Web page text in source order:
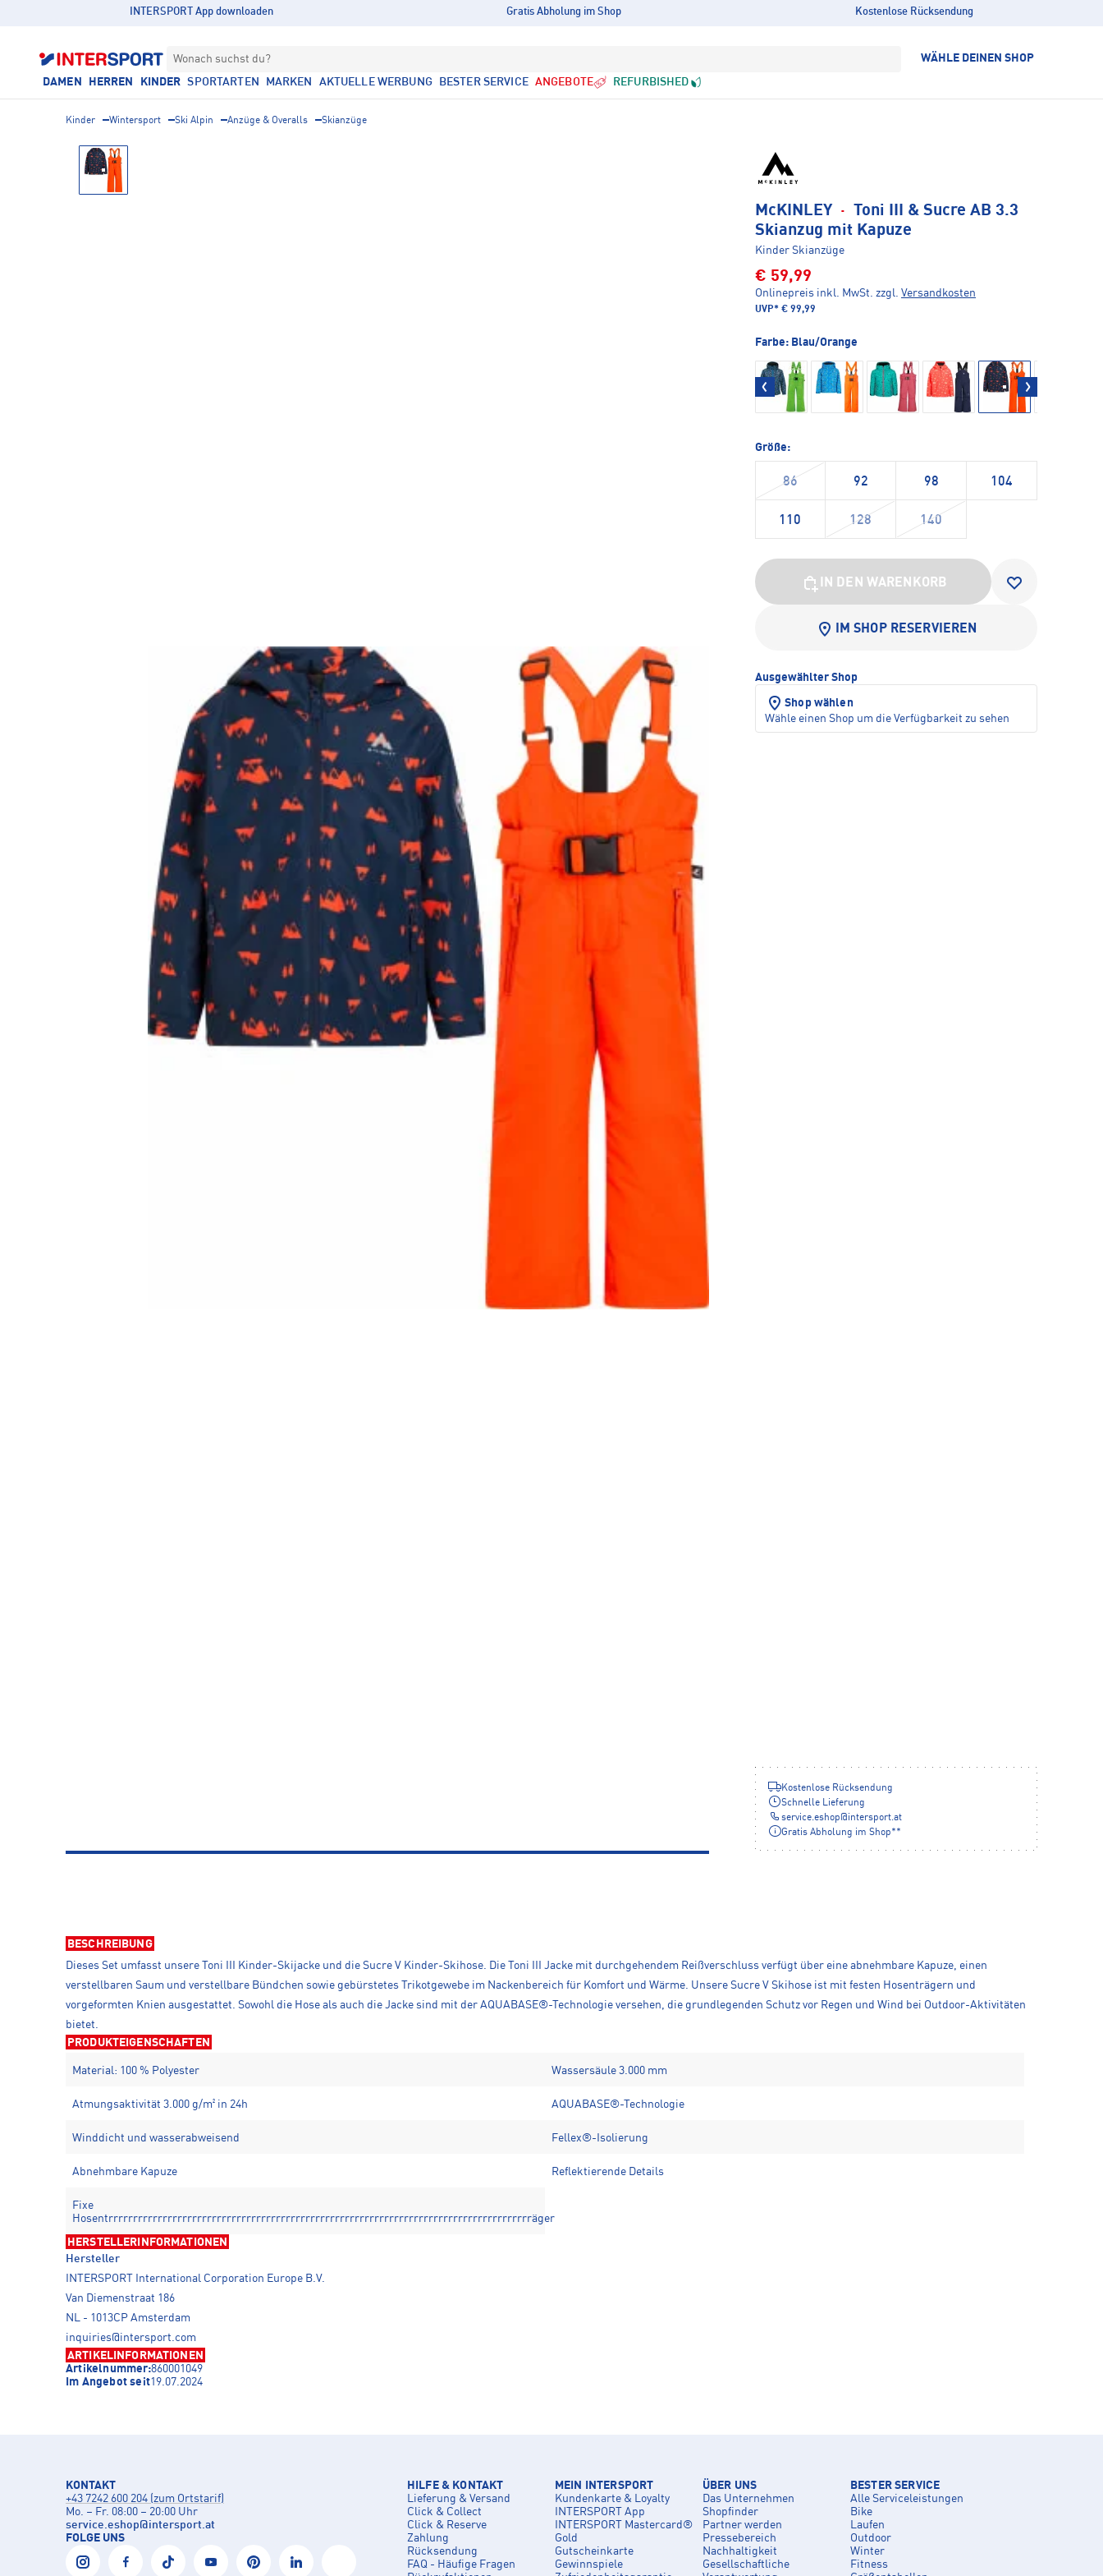
INTERSPORT App downloaden Gratis Abholung im Shop Kostenlose Rücksendung
Wonach suchst du? WÄHLE DEINEN SHOP
DAMEN HERREN KINDER SPORTARTEN MARKEN AKTUELLE WERBUNG BESTER SERVICE ANGEBOTE REFURBISHED
Kinder Wintersport Ski Alpin Anzüge & Overalls Skianzüge
McKINLEY ·
Toni III & Sucre AB 3.3
Skianzug mit Kapuze
Kinder Skianzüge
€ 59,99
Onlinepreis inkl. MwSt. zzgl. Versandkosten
UVP* € 99,99
Farbe: Blau/Orange
Größe:
86 92 98 104
110 128 140
IN DEN WARENKORB
IM SHOP RESERVIEREN
Ausgewählter Shop
Shop wählen
Wähle einen Shop um die Verfügbarkeit zu sehen
Kostenlose Rücksendung
Schnelle Lieferung
service.eshop@intersport.at
Gratis Abholung im Shop**
BESCHREIBUNG
Dieses Set umfasst unsere Toni III Kinder-Skijacke und die Sucre V Kinder-Skihose. Die Toni III Jacke mit durchgehendem Reißverschluss verfügt über eine abnehmbare Kapuze, einen
verstellbaren Saum und verstellbare Bündchen sowie gebürstetes Trikotgewebe im Nackenbereich für Komfort und Wärme. Unsere Sucre V Skihose ist mit festen Hosenträgern und
vorgeformten Knien ausgestattet. Sowohl die Hose als auch die Jacke sind mit der AQUABASE®-Technologie versehen, die grundlegenden Schutz vor Regen und Wind bei Outdoor-Aktivitäten
bietet.
PRODUKTEIGENSCHAFTEN
Material: 100 % Polyester Wassersäule 3.000 mm
Atmungsaktivität 3.000 g/m² in 24h AQUABASE®-Technologie
Winddicht und wasserabweisend Fellex®-Isolierung
Abnehmbare Kapuze Reflektierende Details
Fixe
Hosentrrrrrrrrrrrrrrrrrrrrrrrrrrrrrrrrrrrrrrrrrrrrrrrrrrrrrrrrrrrrrrrrrrrrrrrrrrrrrrrrrrrrrräger
HERSTELLERINFORMATIONEN
Hersteller
INTERSPORT International Corporation Europe B.V.
Van Diemenstraat 186
NL - 1013CP Amsterdam
inquiries@intersport.com
ARTIKELINFORMATIONEN
Artikelnummer:860001049
Im Angebot seit19.07.2024
KONTAKT
+43 7242 600 204 (zum Ortstarif)
Mo. – Fr. 08:00 – 20:00 Uhr
service.eshop@intersport.at
FOLGE UNS
HILFE & KONTAKT
Lieferung & Versand
Click & Collect
Click & Reserve
Zahlung
Rücksendung
FAQ - Häufige Fragen
MEIN INTERSPORT
Kundenkarte & Loyalty
INTERSPORT App
INTERSPORT Mastercard®
Gold
Gutscheinkarte
Gewinnspiele
ÜBER UNS
Das Unternehmen
Shopfinder
Partner werden
Pressebereich
Nachhaltigkeit
Gesellschaftliche
BESTER SERVICE
Alle Serviceleistungen
Bike
Laufen
Outdoor
Winter
Fitness